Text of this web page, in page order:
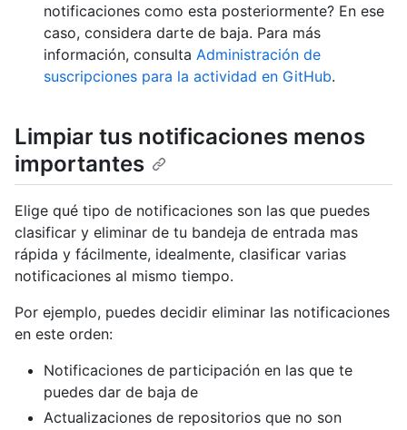
notificaciones como esta posteriormente? En ese
caso, considera darte de baja. Para más
información, consulta Administración de
suscripciones para la actividad en GitHub.
Limpiar tus notificaciones menos
importantes
Elige qué tipo de notificaciones son las que puedes
clasificar y eliminar de tu bandeja de entrada mas
rápida y fácilmente, idealmente, clasificar varias
notificaciones al mismo tiempo.
Por ejemplo, puedes decidir eliminar las notificaciones
en este orden:
Notificaciones de participación en las que te
puedes dar de baja de
Actualizaciones de repositorios que no son